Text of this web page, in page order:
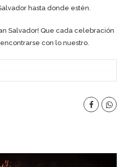
hasta donde estén.
Salvador! Que cada celebración
con lo nuestro.